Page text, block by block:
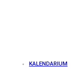
KALENDARIUM